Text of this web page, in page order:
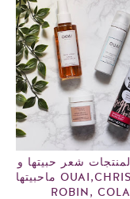
شعر حبيتها و
ماحبيتها OUAI,CHRISTOPHE
ROBIN,